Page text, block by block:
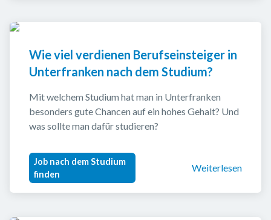
Wie viel verdienen Berufseinsteiger in
Unterfranken nach dem Studium?
Mit welchem Studium hat man in Unterfranken
besonders gute Chancen auf ein hohes Gehalt? Und
was sollte man dafür studieren?
Job nach dem Studium
finden
Weiterlesen